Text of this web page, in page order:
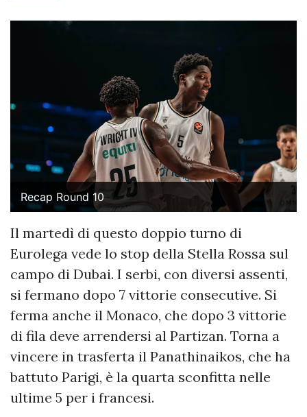
Recap Round 10
Il martedì di questo doppio turno di
Eurolega vede lo stop della Stella Rossa sul
campo di Dubai. I serbi, con diversi assenti,
si fermano dopo 7 vittorie consecutive. Si
ferma anche il Monaco, che dopo 3 vittorie
di fila deve arrendersi al Partizan. Torna a
vincere in trasferta il Panathinaikos, che ha
battuto Parigi, è la quarta sconfitta nelle
ultime 5 per i francesi.